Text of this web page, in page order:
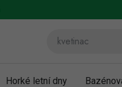
Horké letní dny